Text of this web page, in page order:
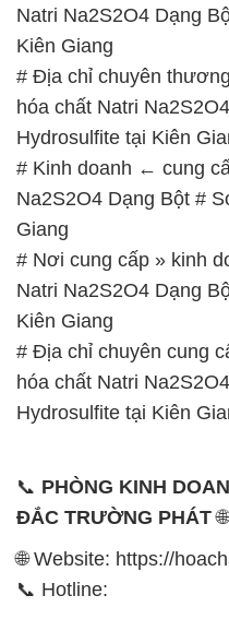
Natri Na2S2O4 Dạng
Kiên Giang
# Địa chỉ chuyên
hóa chất Natri
Hydrosulfite tại Kiên
# Kinh doanh ← cung
Na2S2O4 Dạng Bột #
Giang
# Nơi cung cấp » kinh
Natri Na2S2O4 Dạng
Kiên Giang
# Địa chỉ chuyên cung
hóa chất Natri
Hydrosulfite tại Kiên
📞 PHÒNG KINH
ĐẮC TRƯỜNG PHÁT🌐
🌐 Website: https://
📞 Hotline: